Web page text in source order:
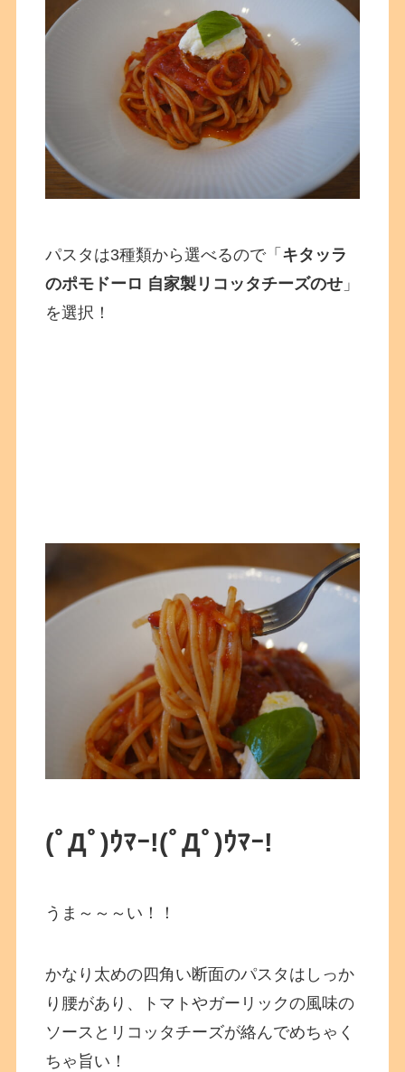
パスタは3種類から選べるので「 キタッラ
のポモドーロ 自家製リコッタチーズのせ 」
を選択！
(ﾟДﾟ)ｳﾏｰ!(ﾟДﾟ)ｳﾏｰ!
うま～～～い！！
かなり太めの四角い断面のパスタはしっか
り腰があり、トマトやガーリックの風味の
ソースとリコッタチーズが絡んでめちゃく
ちゃ旨い！